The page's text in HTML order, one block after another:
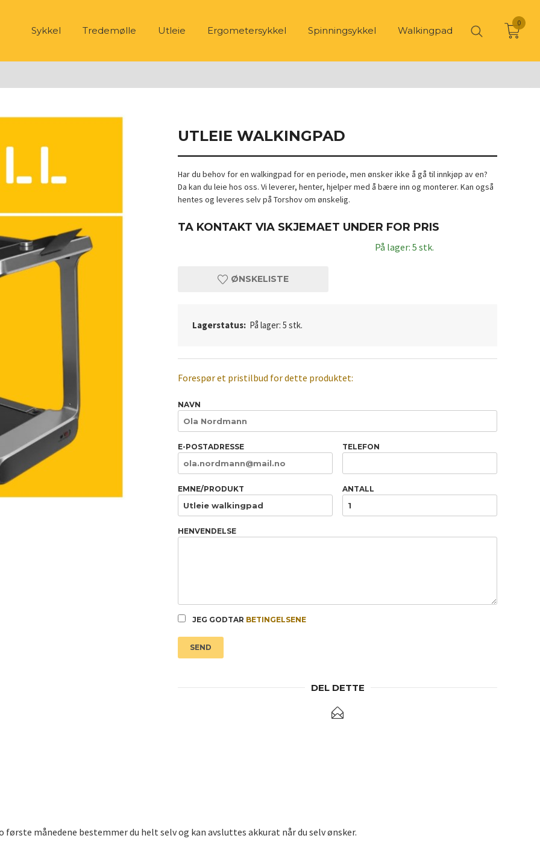
Sykkel Tredemølle Utleie Ergometersykkel Spinningsykkel Walkingpad
0
UTLEIE WALKINGPAD
Har du behov for en walkingpad for en periode, men ønsker ikke å gå til innkjøp av en?
Da kan du leie hos oss. Vi leverer, henter, hjelper med å bære inn og monterer. Kan også
hentes og leveres selv på Torshov om ønskelig.
TA KONTAKT VIA SKJEMAET UNDER FOR PRIS
På lager: 5 stk.
ØNSKELISTE
Lagerstatus: På lager: 5 stk.
Forespør et pristilbud for dette produktet:
NAVN
E-POSTADRESSE TELEFON
EMNE/PRODUKT ANTALL
HENVENDELSE
JEG GODTAR BETINGELSENE
SEND
DEL DETTE
månedene bestemmer du helt selv og kan avsluttes akkurat når du selv ønsker.